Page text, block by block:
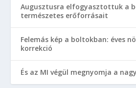
Augusztusra elfogyasztottuk a
természetes erőforrásait
Felemás kép a boltokban: éves
korrekció
És az MI végül megnyomja a